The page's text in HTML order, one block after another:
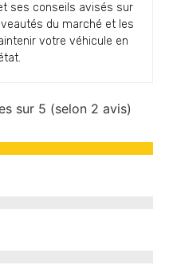
ses conseils avisés sur
du marché et les
votre véhicule en
sur 5 (selon 2 avis)